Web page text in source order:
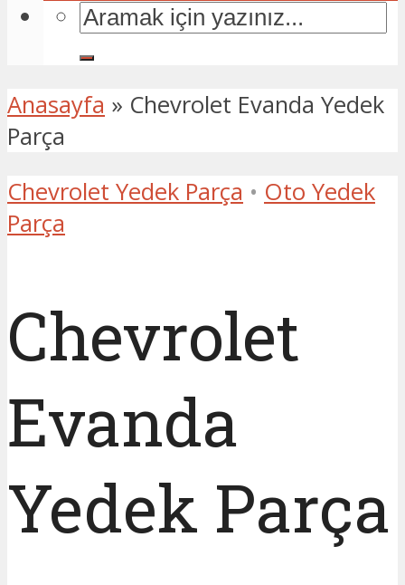
Anasayfa » Chevrolet Evanda Yedek
Parça
Chevrolet Yedek Parça • Oto Yedek
Parça
Chevrolet
Evanda
Yedek Parça